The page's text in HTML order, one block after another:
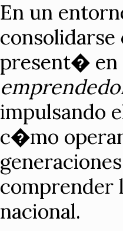
En un
present� en
impulsando
c�mo
comprender
nacional.